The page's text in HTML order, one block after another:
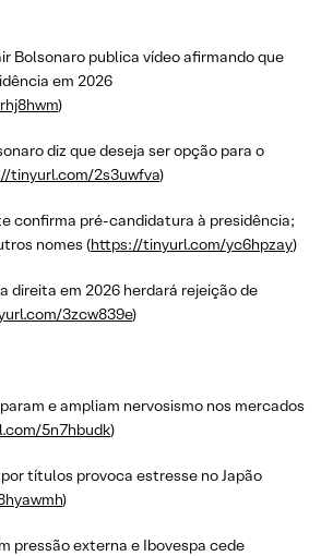
Bolsonaro publica vídeo afirmando que
em 2026
)
diz que deseja ser opção para o
tinyurl.com/2s3uwfva)
confirma pré-candidatura à presidência;
nomes (https://tinyurl.com/yc6hpzay)
direita em 2026 herdará rejeição de
3zcw839e)
e ampliam nervosismo nos mercados
5n7hbudk)
títulos provoca estresse no Japão
)
pressão externa e Ibovespa cede